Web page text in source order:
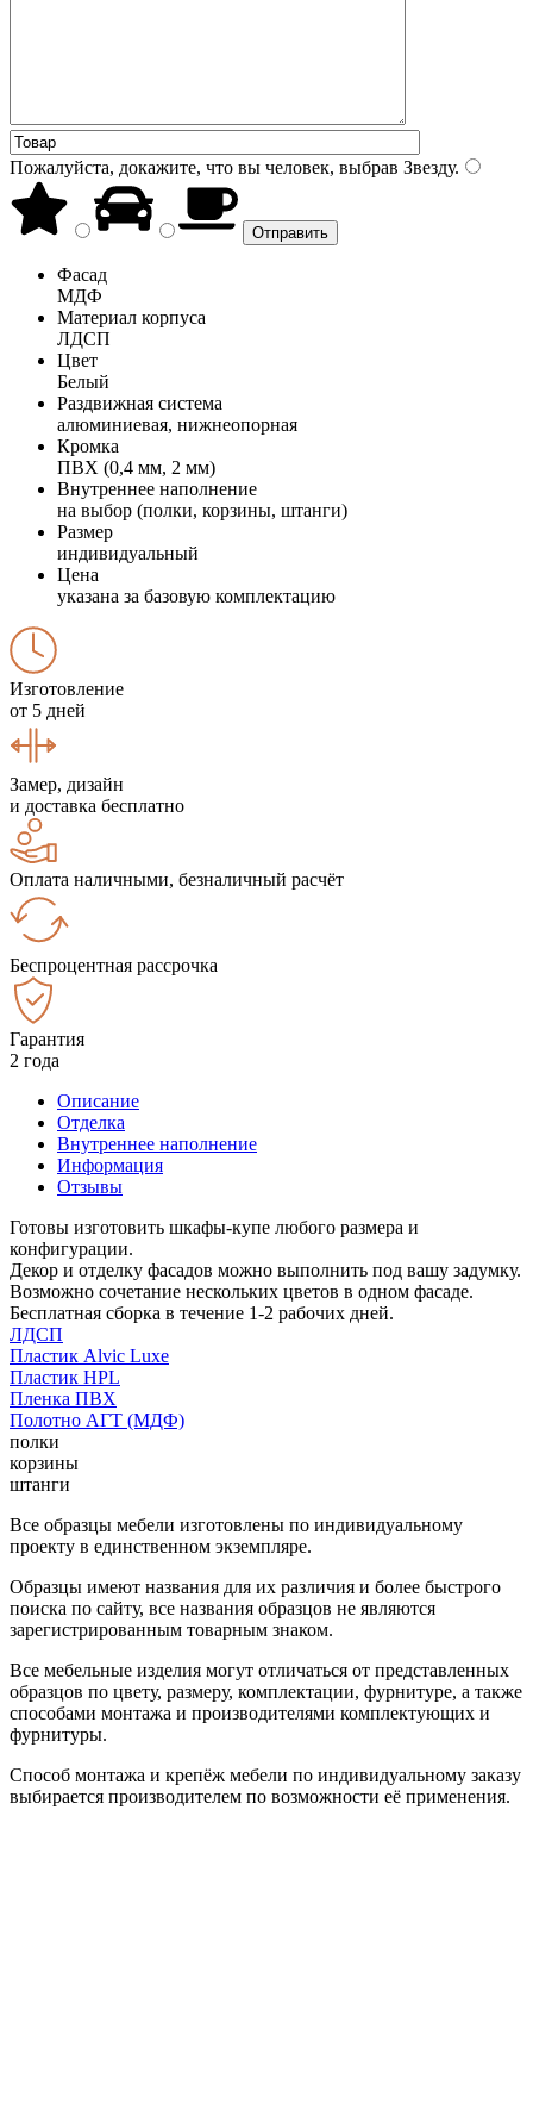
Пожалуйста, докажите, что вы человек, выбрав Звезду.
Фасад
МДФ
Материал корпуса
ЛДСП
Цвет
Белый
Раздвижная система
алюминиевая, нижнеопорная
Кромка
ПВХ (0,4 мм, 2 мм)
Внутреннее наполнение
на выбор (полки, корзины, штанги)
Размер
индивидуальный
Цена
указана за базовую комплектацию
Изготовление
от 5 дней
Замер, дизайн
и доставка бесплатно
Оплата наличными, безналичный расчёт
Беспроцентная рассрочка
Гарантия
2 года
Описание
Отделка
Внутреннее наполнение
Информация
Отзывы
Готовы изготовить шкафы-купе любого размера и
конфигурации.
Декор и отделку фасадов можно выполнить под вашу задумку.
Возможно сочетание нескольких цветов в одном фасаде.
Бесплатная сборка в течение 1-2 рабочих дней.
ЛДСП
Пластик Alvic Luxe
Пластик HPL
Пленка ПВХ
Полотно АГТ (МДФ)
полки
корзины
штанги
Все образцы мебели изготовлены по индивидуальному
проекту в единственном экземпляре.
Образцы имеют названия для их различия и более быстрого
поиска по сайту, все названия образцов не являются
зарегистрированным товарным знаком.
Все мебельные изделия могут отличаться от представленных
образцов по цвету, размеру, комплектации, фурнитуре, а также
способами монтажа и производителями комплектующих и
фурнитуры.
Способ монтажа и крепёж мебели по индивидуальному заказу
выбирается производителем по возможности её применения.